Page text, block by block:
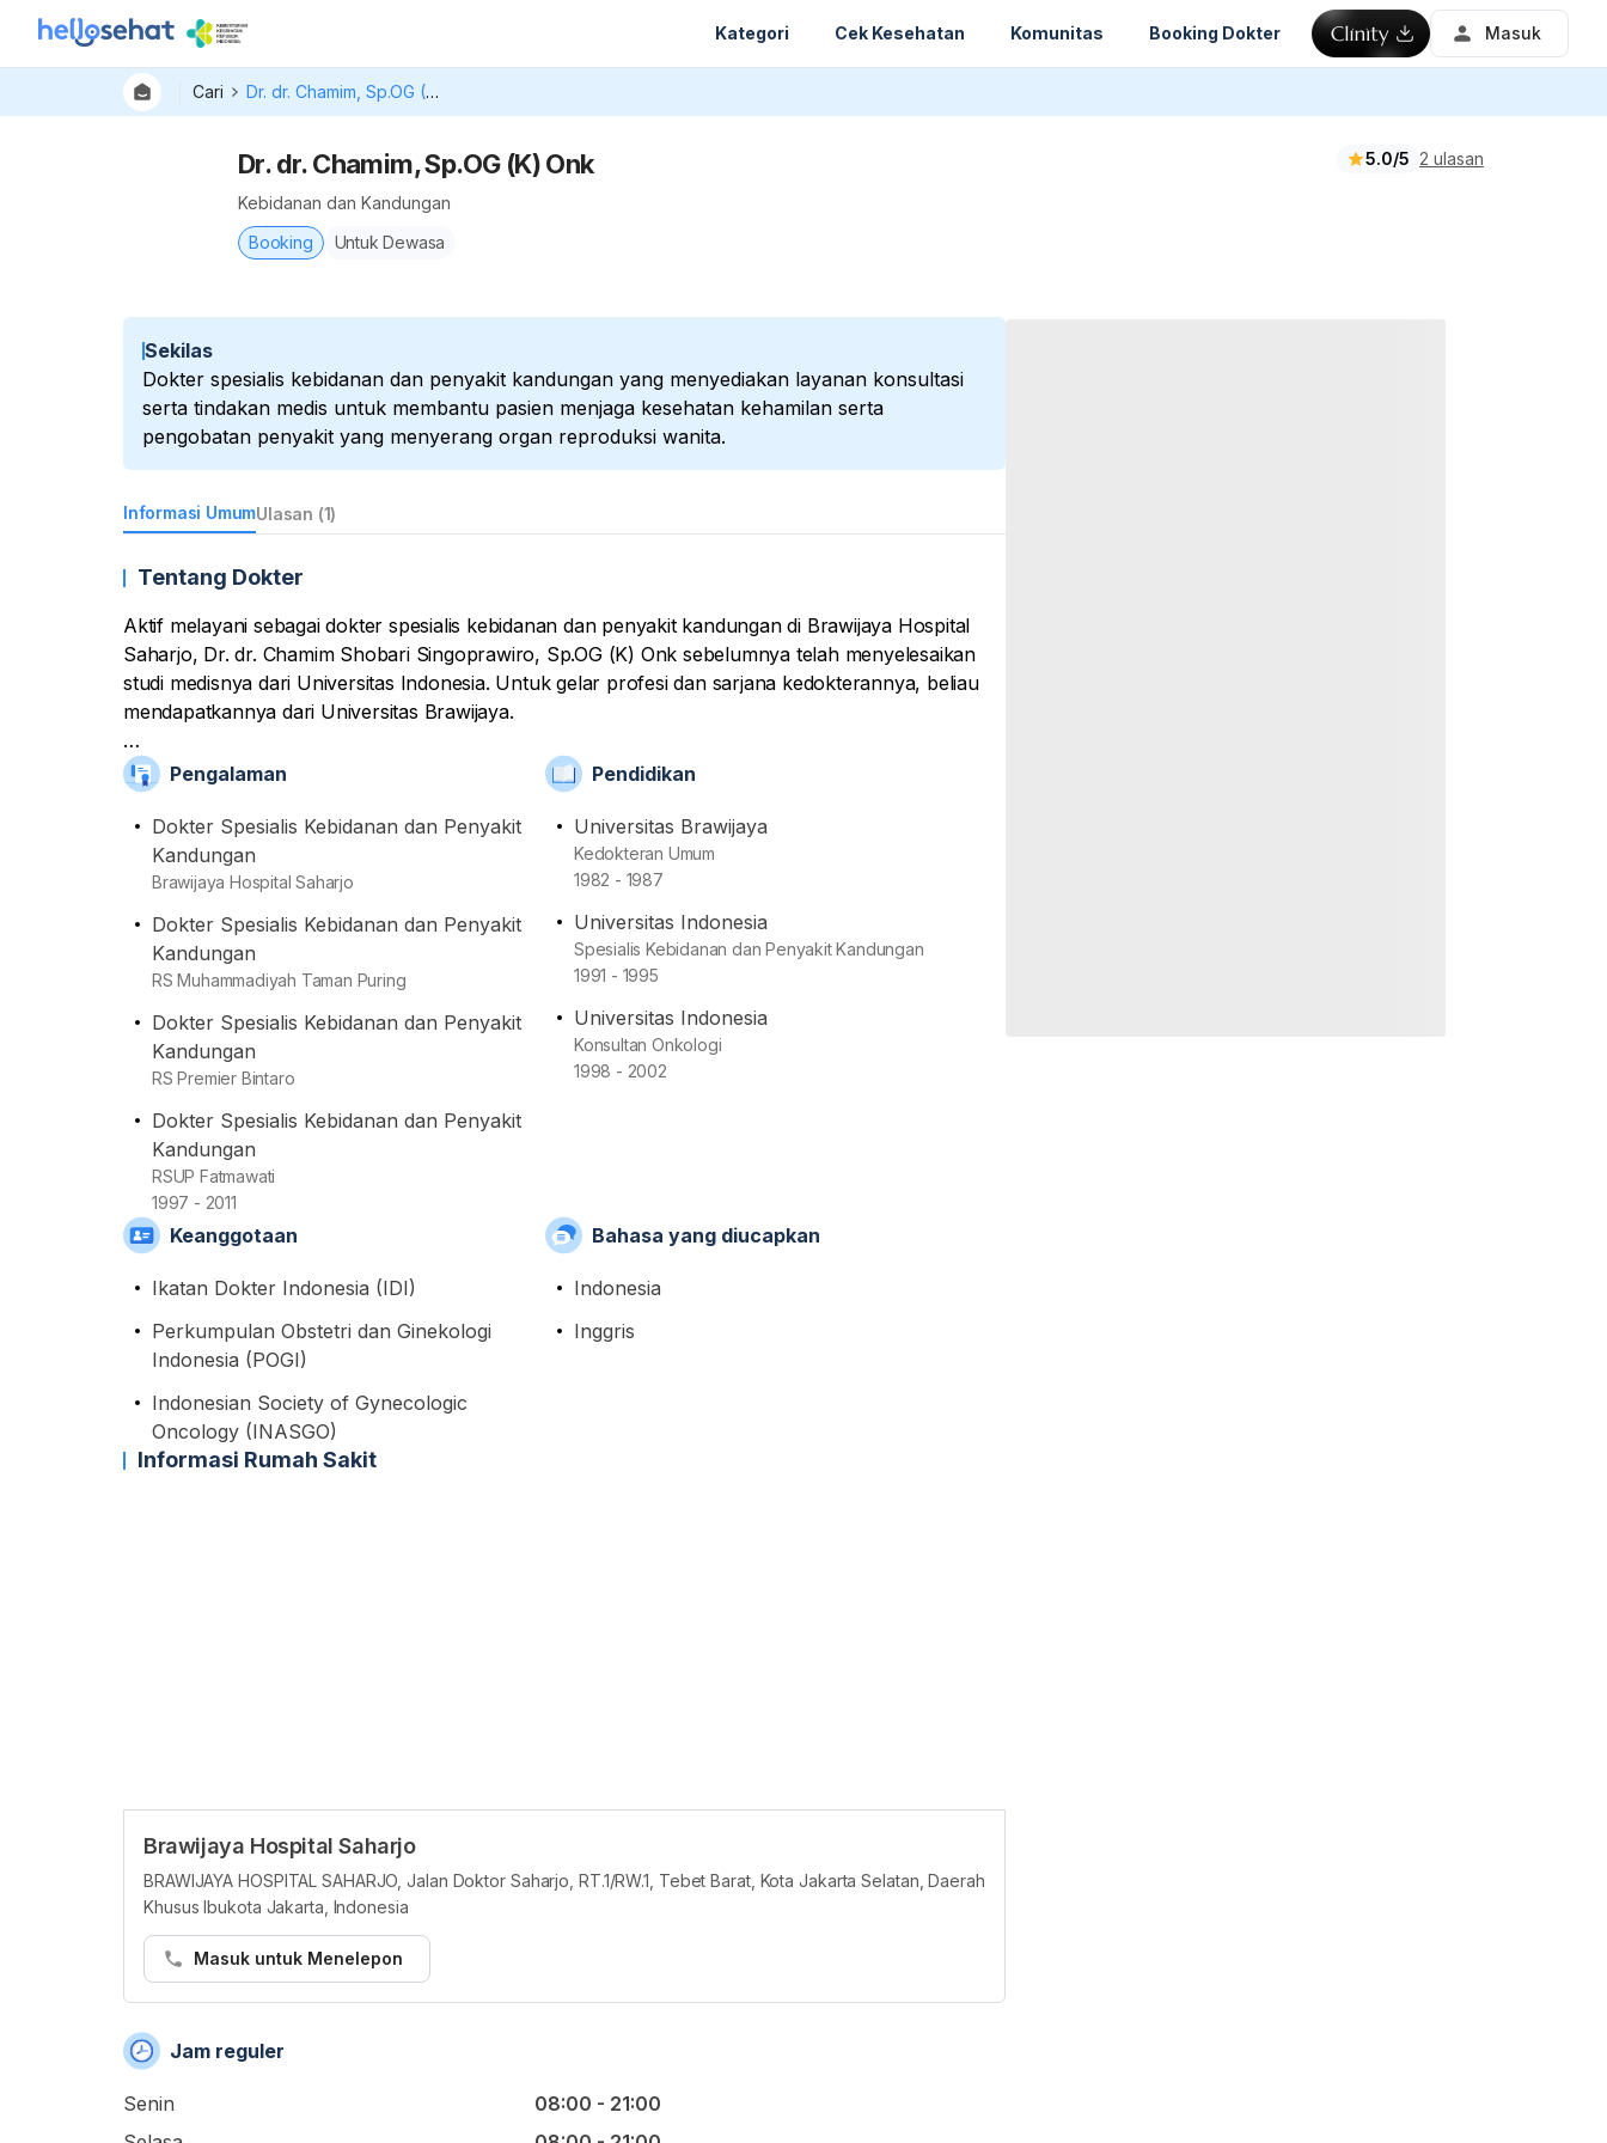
Kategori Cek Kesehatan Komunitas Booking Dokter Masuk
Cari Dr. dr. Chamim, Sp.OG (K) Onk
Dr. dr. Chamim, Sp.OG (K) Onk
Kebidanan dan Kandungan
5.0/5 2 ulasan
Booking Untuk Dewasa
Sekilas
Dokter spesialis kebidanan dan penyakit kandungan yang menyediakan layanan konsultasi
serta tindakan medis untuk membantu pasien menjaga kesehatan kehamilan serta
pengobatan penyakit yang menyerang organ reproduksi wanita.
Informasi UmumUlasan (1)
Tentang Dokter
Aktif melayani sebagai dokter spesialis kebidanan dan penyakit kandungan di Brawijaya Hospital
Saharjo, Dr. dr. Chamim Shobari Singoprawiro, Sp.OG (K) Onk sebelumnya telah menyelesaikan
studi medisnya dari Universitas Indonesia. Untuk gelar profesi dan sarjana kedokterannya, beliau
mendapatkannya dari Universitas Brawijaya.
Beliau kini juga aktif melayani di beberapa klinik lain, seperti RS Premier Bintaro serta RS
Muhammadiyah Taman Puring. Berbekal karier selama kurang lebih 32 tahun, dirinya sudah terlatih
dan lihai untuk memberikan layanan dan tindakan seputar obstetri dan ginekologi. Contohnya
adalah melakukan tindak konsultasi, bayi tabung, pap smear, hingga kuret.
Selain itu, namanya juga terdaftar di organisasi Ikatan Dokter Indonesia (IDI), Perkumpulan Obstetri
dan Ginekologi Indonesia (POGI), dan Indonesian Society of Gynecologic Oncology (INASGO)
Pengalaman
Dokter Spesialis Kebidanan dan Penyakit
Kandungan
Brawijaya Hospital Saharjo
Dokter Spesialis Kebidanan dan Penyakit
Kandungan
RS Muhammadiyah Taman Puring
Dokter Spesialis Kebidanan dan Penyakit
Kandungan
RS Premier Bintaro
Dokter Spesialis Kebidanan dan Penyakit
Kandungan
RSUP Fatmawati
1997 - 2011
Pendidikan
Universitas Brawijaya
Kedokteran Umum
1982 - 1987
Universitas Indonesia
Spesialis Kebidanan dan Penyakit Kandungan
1991 - 1995
Universitas Indonesia
Konsultan Onkologi
1998 - 2002
Keanggotaan
Ikatan Dokter Indonesia (IDI)
Perkumpulan Obstetri dan Ginekologi
Indonesia (POGI)
Indonesian Society of Gynecologic
Oncology (INASGO)
Bahasa yang diucapkan
Indonesia
Inggris
Informasi Rumah Sakit
Brawijaya Hospital Saharjo
BRAWIJAYA HOSPITAL SAHARJO, Jalan Doktor Saharjo, RT.1/RW.1, Tebet Barat, Kota Jakarta Selatan, Daerah
Khusus Ibukota Jakarta, Indonesia
Masuk untuk Menelepon
Jam reguler
Senin
08:00 - 21:00